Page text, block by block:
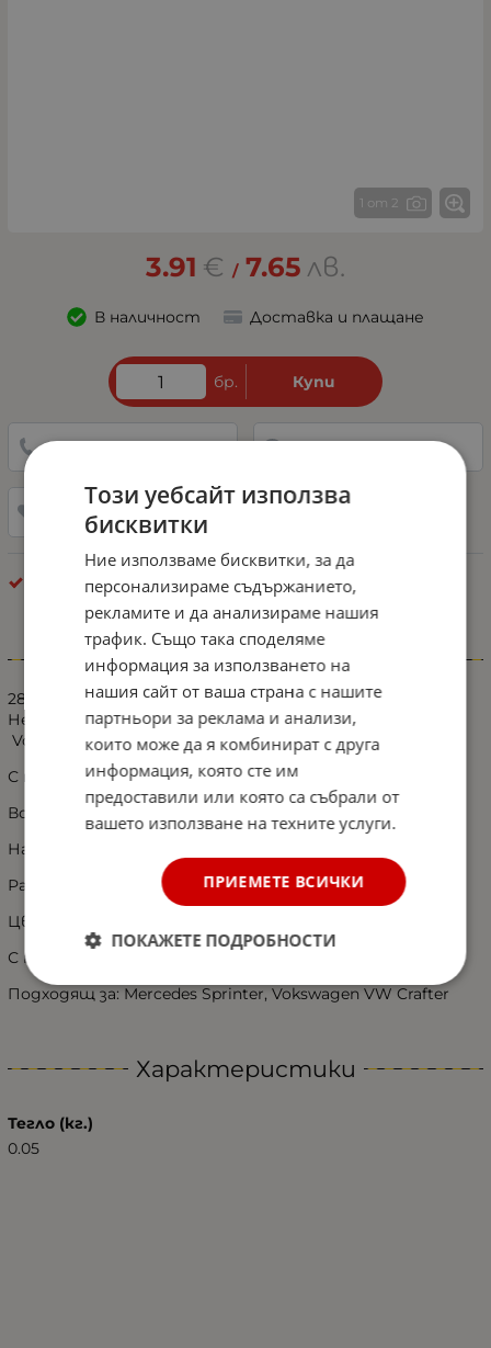
1 от 2
3.91 € / 7.65 лв.
В наличност Доставка и плащане
бр. Купи
0882342246
Добави в любими
Габарити - Маркери
Информация
28LED Светодиоден Габарит Маркер Токос Оранжев
Неон Ефект 12V-24V със стойка за Mercedes Sprinter
Vokswagen VW Crafter
С неонов ефект за по-добра видимост.
Водоустойчив.
Напрежение: 12 - 24V
Размери: 10 x 4.5cm
Цвят: оранжев
С неонов ефект за по-добра видимост.
Подходящ за: Mercedes Sprinter, Vokswagen VW Crafter
Характеристики
Тегло (кг.)
0.05
Този уебсайт използва
бисквитки
Ние използваме бисквитки, за да
персонализираме съдържанието,
рекламите и да анализираме нашия
трафик. Също така споделяме
информация за използването на
нашия сайт от ваша страна с нашите
партньори за реклама и анализи,
които може да я комбинират с друга
информация, която сте им
предоставили или която са събрали от
вашето използване на техните услуги.
ПРИЕМЕТЕ ВСИЧКИ
ПОКАЖЕТЕ ПОДРОБНОСТИ